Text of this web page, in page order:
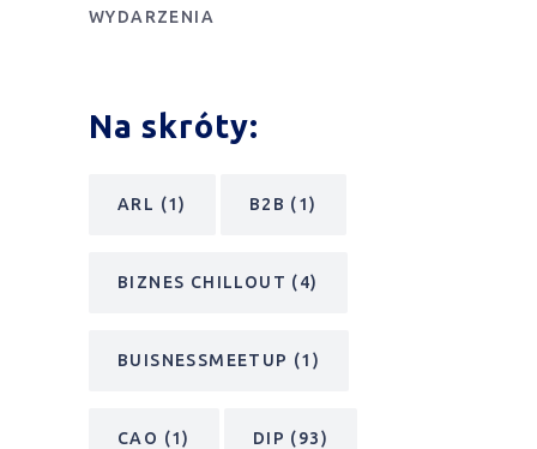
WYDARZENIA
Na skróty:
ARL (1) B2B (1)
BIZNES CHILLOUT (4)
BUISNESSMEETUP (1)
CAO (1) DIP (93)